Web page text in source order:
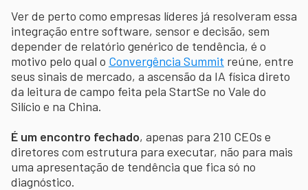
Ver de perto como empresas líderes já resolveram essa
integração entre software, sensor e decisão, sem
depender de relatório genérico de tendência, é o
motivo pelo qual o Convergência Summit reúne, entre
seus sinais de mercado, a ascensão da IA física direto
da leitura de campo feita pela StartSe no Vale do
Silício e na China.
É um encontro fechado, apenas para 210 CEOs e
diretores com estrutura para executar, não para mais
uma apresentação de tendência que fica só no
diagnóstico.